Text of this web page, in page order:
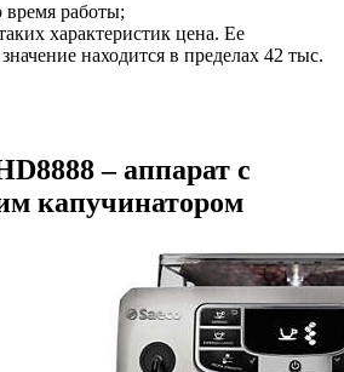
работы;
характеристик цена. Ее
находится в пределах 42 тыс.
– аппарат с
капучинатором